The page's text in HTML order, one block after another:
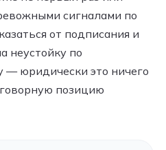
сигналами по
от подписания и
неустойку по
— юридически это ничего
позицию